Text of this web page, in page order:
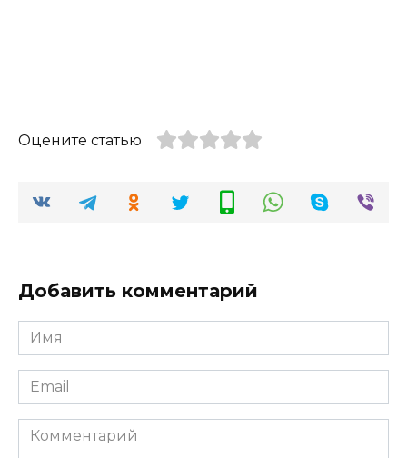
Оцените статью
Добавить комментарий
Имя
*
Email
*
Комментарий